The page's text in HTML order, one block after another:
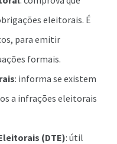
eleitorais. É
para emitir
formais.
: informa se existem
a infrações eleitorais
(DTE): útil